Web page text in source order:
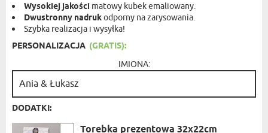
Wysokiej jakości matowy kubek emaliowany.
Dwustronny nadrukodporny na zarysowania.
Szybka realizacja i wysyłka!
PERSONALIZACJA (GRATIS):
IMIONA:
DODATKI:
Torebka prezentowa 32x22cm